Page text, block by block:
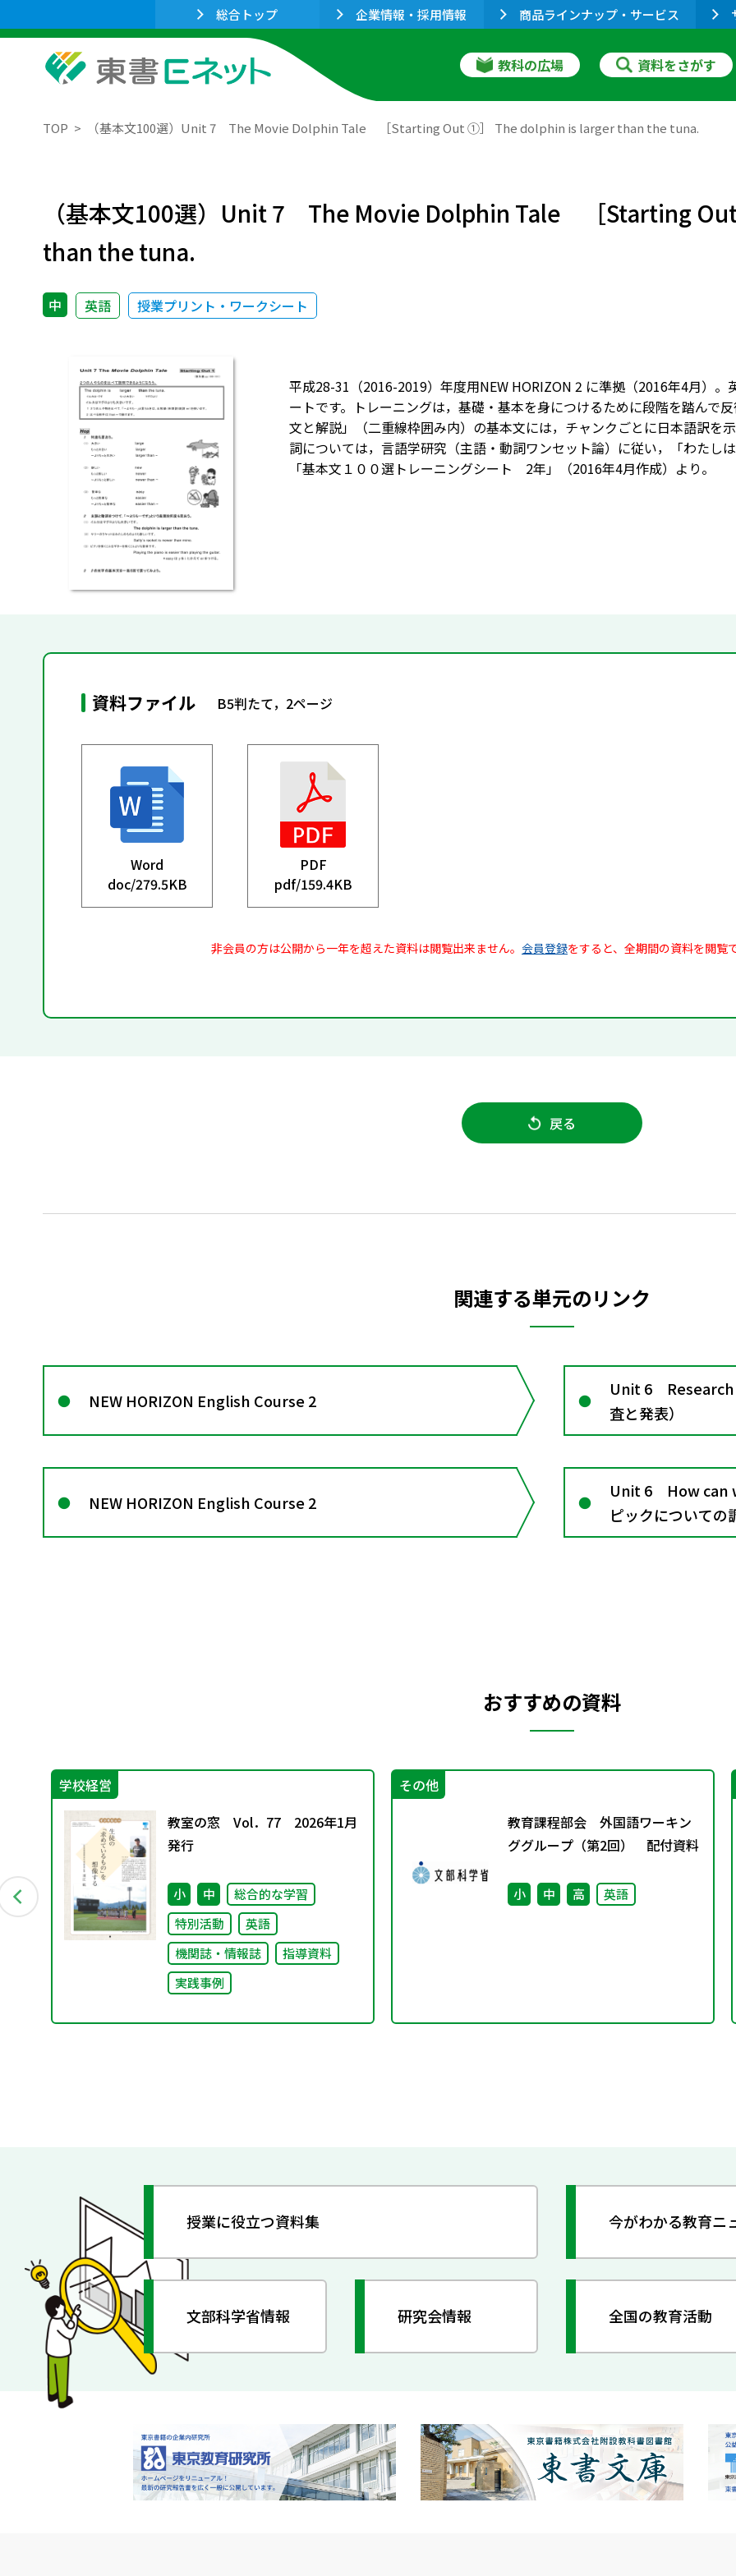
総合トップ 企業情報・採用情報 商品ラインナップ・サービス
教科の広場 資料をさがす
TOP （基本文100選）Unit 7 The Movie Dolphin Tale ［Starting Out ①］ The dolphin is larger than the tuna.
（基本文100選）Unit 7 The Movie Dolphin Tale ［Starting
than the tuna.
中 英語 授業プリント・ワークシート
平成28-31（2016-2019）年度用NEW HORIZON 2 に準拠（2016年4月）
ートです。トレーニングは，基礎・基本を身につけるために段階を踏んで
文と解説」（二重線枠囲み内）の基本文には，チャンクごとに日本語訳を
詞については，言語学研究（主語・動詞ワンセット論）に従い，「わたし
「基本文１００選トレーニングシート 2年」（2016年4月作成）より。
資料ファイル B5判たて，2ページ
Word
doc/279.5KB
PDF
pdf/159.4KB
非会員の方は公開から一年を超えた資料は閲覧出来ません。 会員登録をすると、全期間の資料を閲覧
戻る
関連する単元のリンク
NEW HORIZON English Course 2
Unit 6 Research
査と発表）
NEW HORIZON English Course 2
Unit 6 How can
ピックについての
おすすめの資料
学校経営
教室の窓 Vol．77 2026年1月
発行
小 中
総合的な学習
特別活動
英語
機関誌・情報誌
指導資料
実践事例
その他
教育課程部会 外国語ワーキン
ググループ（第2回） 配付資料
小 中 高 英語
授業に役立つ資料集 今がわかる教育ニ
文部科学省情報 研究会情報 全国の教育活動